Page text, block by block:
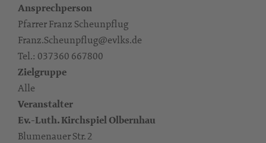
Ansprechperson
Pfarrer Franz Scheunpflug
Franz.Scheunpflug@evlks.de
Tel.: 037360 667800
Zielgruppe
Alle
Veranstalter
Ev.-Luth. Kirchspiel Olbernhau
Blumenauer Str. 2